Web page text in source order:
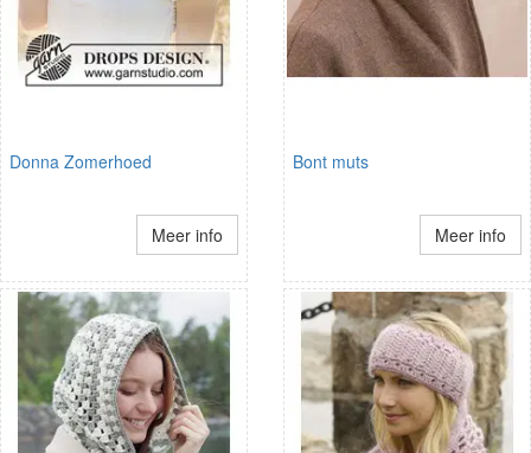
Donna Zomerhoed
Meer info
Bont muts
Meer info